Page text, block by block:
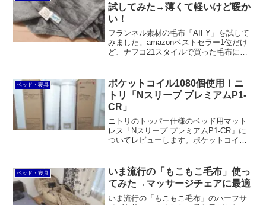
く、暖かさも実感できるようになりまし
た。
試してみた→薄くて軽いけど暖か
い！
フランネル素材の毛布「AIFY」を試して
みました。amazonベストセラー1位だけ
ど、ナフコ21スタイルで買った毛布に比
ました。
ベッド・寝具
ポケットコイル1080個使用！ニ
トリ「Nスリープ プレミアムP1-
CR」
ニトリのトッパー仕様のベッド用マット
レス「Nスリープ プレミアムP1-CR」に
ついてレビューします。ポケットコイル
圧縮梱包にしたり、ボトム底面をビニー
ルにするなどしてコストを抑えていま
す。
ベッド・寝具
いま流行の「もこもこ毛布」使っ
てみた→マッサージチェアに最適
いま流行の「もこもこ毛布」のハーフサ